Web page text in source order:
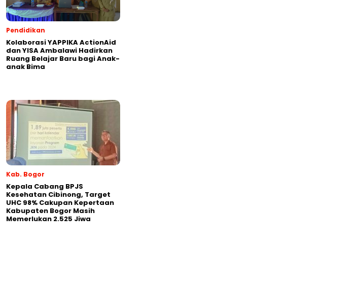
Pendidikan
Kolaborasi YAPPIKA ActionAid
dan YISA Ambalawi Hadirkan
Ruang Belajar Baru bagi Anak-
anak Bima
Kab. Bogor
Kepala Cabang BPJS
Kesehatan Cibinong, Target
UHC 98% Cakupan Kepertaan
Kabupaten Bogor Masih
Memerlukan 2.525 Jiwa